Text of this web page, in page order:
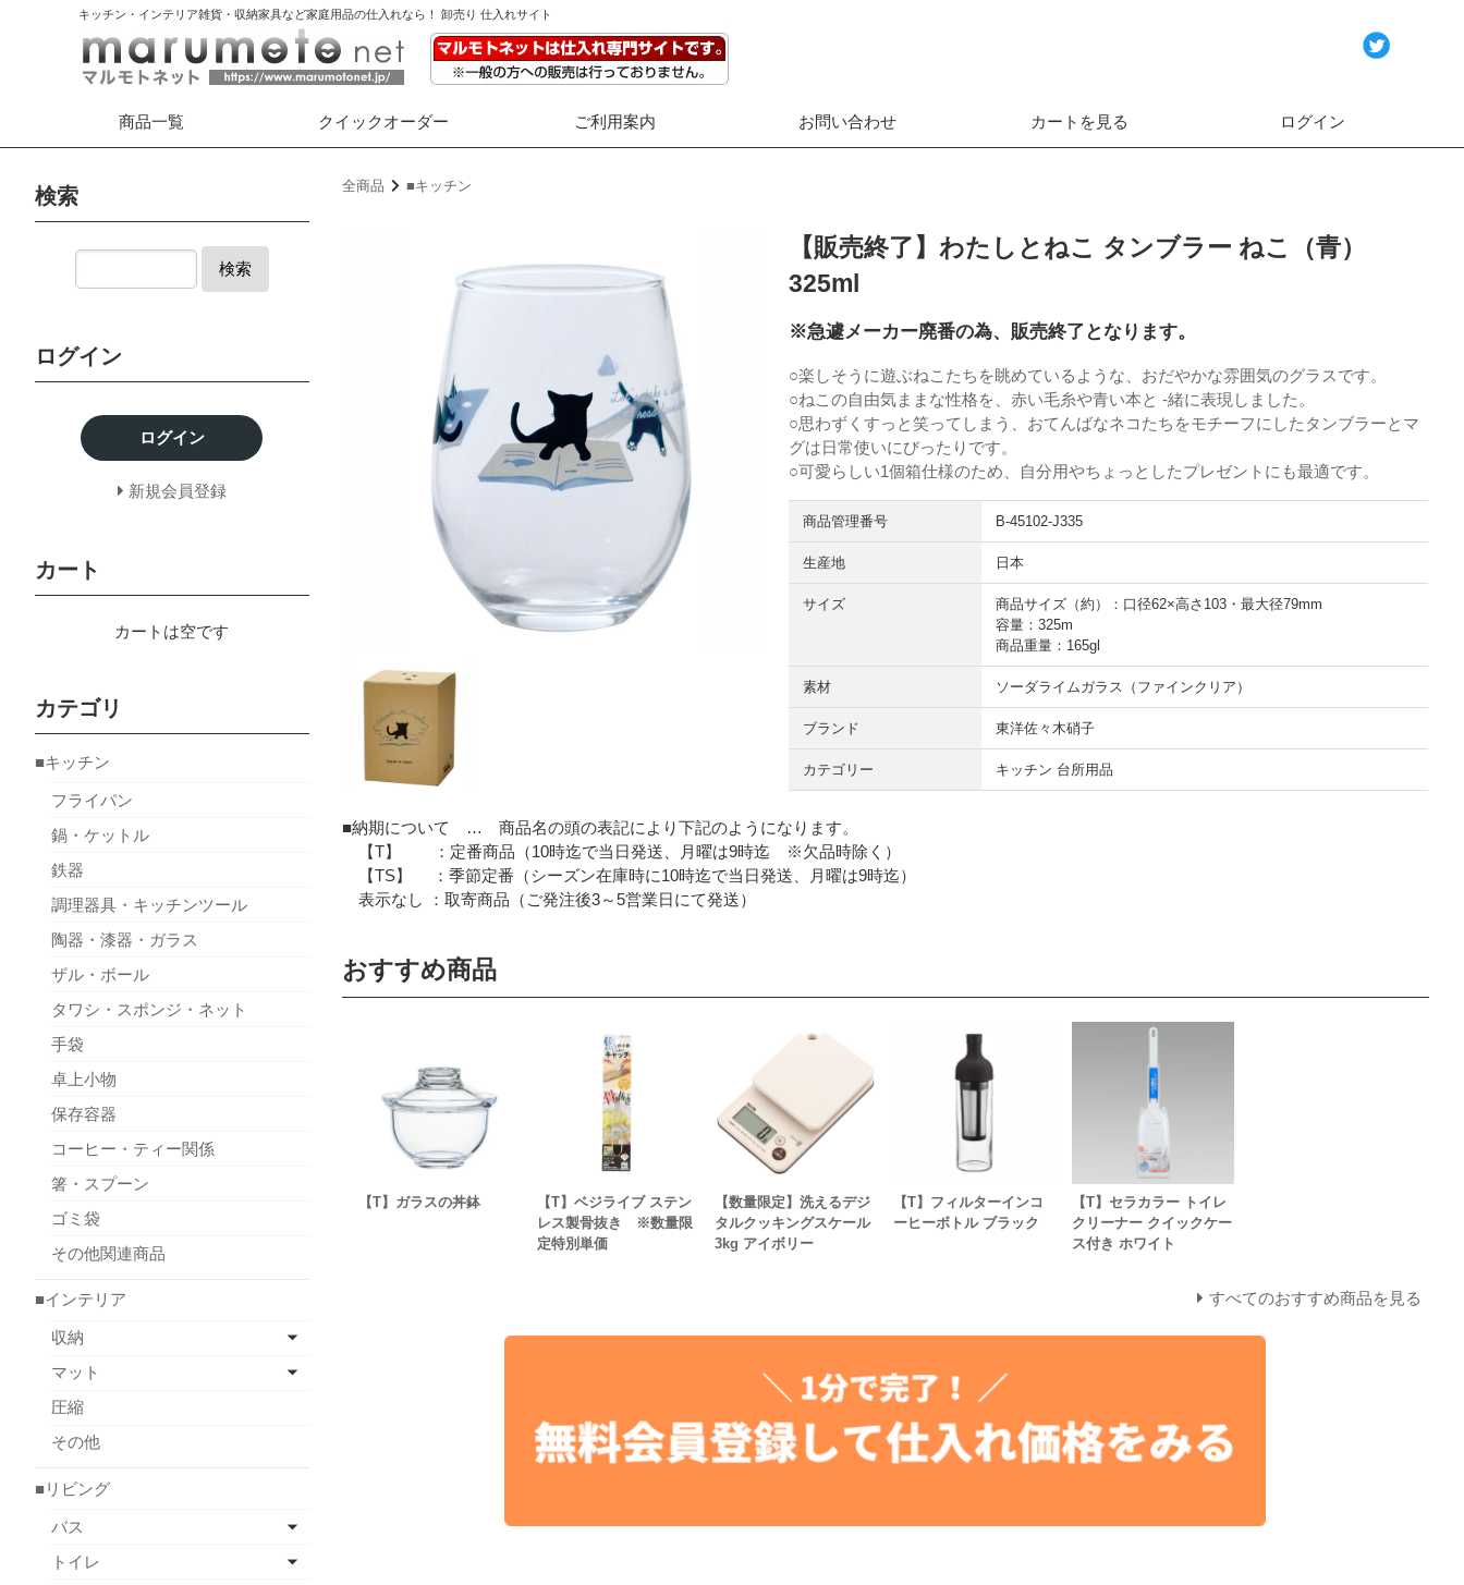
キッチン・インテリア雑貨・収納家具など家庭用品の仕入れなら！ 卸売り 仕入れサイト
商品一覧 クイックオーダー ご利用案内 お問い合わせ カートを見る ログイン
全商品 ■キッチン
【販売終了】わたしとねこ タンブラー ねこ（青）
325ml
※急遽メーカー廃番の為、販売終了となります。
○楽しそうに遊ぶねこたちを眺めているような、おだやかな雰囲気のグラスです。
○ねこの自由気ままな性格を、赤い毛糸や青い本と -緒に表現しました。
○思わずくすっと笑ってしまう、おてんばなネコたちをモチーフにしたタンブラーとマ
グは日常使いにびったりです。
○可愛らしい1個箱仕様のため、自分用やちょっとしたプレゼントにも最適です。
商品管理番号 B-45102-J335
生産地 日本
サイズ
商品サイズ（約）：口径62×高さ103・最大径79mm
容量：325m
商品重量：165gl
素材 ソーダライムガラス（ファインクリア）
ブランド 東洋佐々木硝子
カテゴリー キッチン 台所用品
■納期について … 商品名の頭の表記により下記のようになります。
【T】 ：定番商品（10時迄で当日発送、月曜は9時迄 ※欠品時除く）
【TS】 ：季節定番（シーズン在庫時に10時迄で当日発送、月曜は9時迄）
表示なし ：取寄商品（ご発注後3～5営業日にて発送）
おすすめ商品
【T】ガラスの丼鉢
【T】ベジライブ ステン
レス製骨抜き ※数量限
定特別単価
【数量限定】洗えるデジ
タルクッキングスケール
3kg アイボリー
【T】フィルターインコ
ーヒーボトル ブラック
【T】セラカラー トイレ
クリーナー クイックケー
ス付き ホワイト
すべてのおすすめ商品を見る
検索
検索
ログイン
ログイン
新規会員登録
カート
カートは空です
カテゴリ
■キッチン
フライパン
鍋・ケットル
鉄器
調理器具・キッチンツール
陶器・漆器・ガラス
ザル・ボール
タワシ・スポンジ・ネット
手袋
卓上小物
保存容器
コーヒー・ティー関係
箸・スプーン
ゴミ袋
その他関連商品
■インテリア
収納
マット
圧縮
その他
■リビング
バス
トイレ